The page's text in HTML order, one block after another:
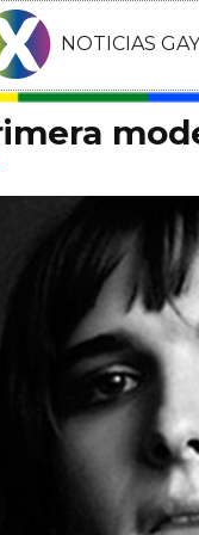
NOTICIAS GAY